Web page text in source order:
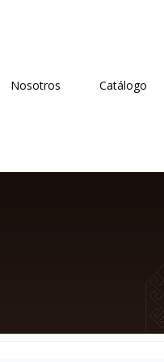
Nosotros Catálogo